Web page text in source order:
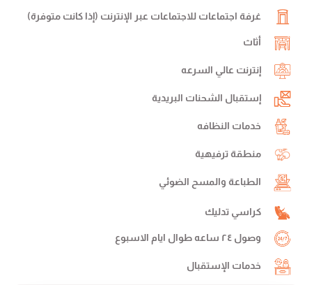
غرفة اجتماعات للاجتماعات عبر الإنترنت (إذا كانت متوفرة)
أثاث
إنترنت عالي السرعه
إستقبال الشحنات البريدية
خدمات النظافه
منطقة ترفيهية
الطباعة والمسح الضوئي
كراسي تدليك
وصول ٢٤ ساعه طوال ايام الاسبوع
خدمات الإستقبال